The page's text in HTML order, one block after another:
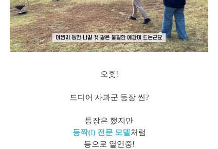
오홋!
드디어 사과군 등장 씬?
등장은 했지만
등짝(!) 전문 모델 처럼
등으로 열연중!